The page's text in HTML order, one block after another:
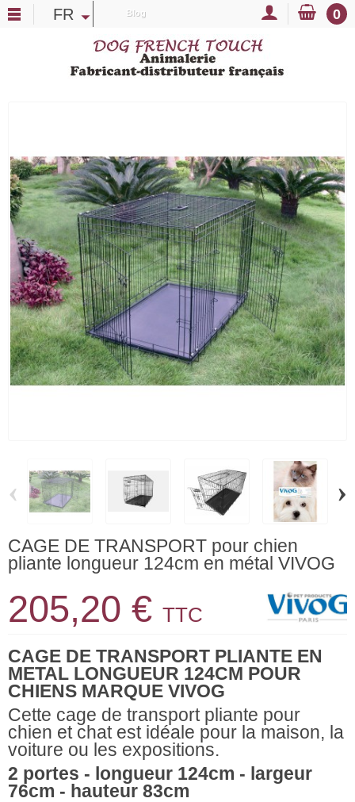
FR Blog 0
‹ ›
CAGE DE TRANSPORT pour chien
pliante longueur 124cm en métal VIVOG
205,20 € TTC
CAGE DE TRANSPORT PLIANTE EN
METAL LONGUEUR 124CM POUR
CHIENS MARQUE VIVOG
Cette cage de transport pliante pour
chien et chat est idéale pour la maison, la
voiture ou les expositions.
2 portes - longueur 124cm - largeur
76cm - hauteur 83cm